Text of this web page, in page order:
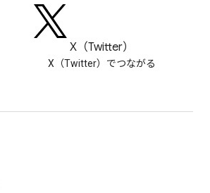
X（Twitter）
X（Twitter）でつながる